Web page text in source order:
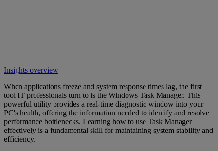
Insights overview
When applications freeze and system response times lag, the first
tool IT professionals turn to is the Windows Task Manager. This
powerful utility provides a real-time diagnostic window into your
PC's health, offering the information needed to identify and resolve
performance bottlenecks. Learning how to use Task Manager
effectively is a fundamental skill for maintaining system stability and
efficiency.